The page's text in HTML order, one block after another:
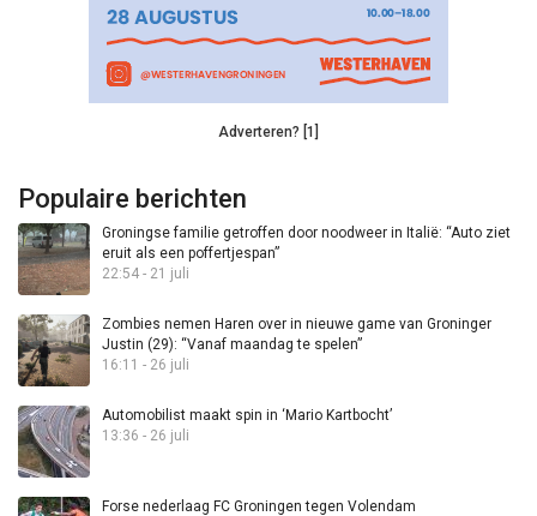
Adverteren? [1]
Populaire berichten
Groningse familie getroffen door noodweer in Italië: “Auto ziet
eruit als een poffertjespan”
22:54 - 21 juli
Zombies nemen Haren over in nieuwe game van Groninger
Justin (29): “Vanaf maandag te spelen”
16:11 - 26 juli
Automobilist maakt spin in ‘Mario Kartbocht’
13:36 - 26 juli
Forse nederlaag FC Groningen tegen Volendam